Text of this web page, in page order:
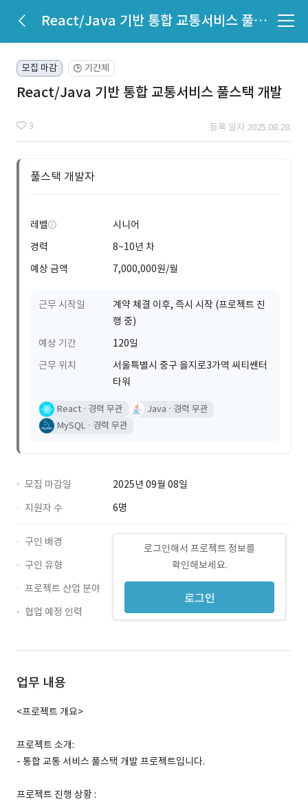
React/Java 기반 통합 교통서비스 풀스택 개발
모집 마감 🕒 기간제
React/Java 기반 통합 교통서비스 풀스택 개발
3 등록 일자 2025.08.28.
풀스택 개발자
레벨
시니어
경력
8~10년 차
예상 금액
7,000,000원/월
근무 시작일
계약 체결 이후, 즉시 시작 (프로젝트 진
행 중)
예상 기간
120일
근무 위치
서울특별시 중구 을지로3가역 씨티쎈터
타워
React 경력 무관 Java
경력 무관
MySQL
경력 무관
모집 마감일
2025년 09월 08일
지원자 수
6명
로그인해서 프로젝트 정보를
확인해보세요.
로그인
구인 배경
구인 유형
프로젝트 산업 분야
협업 예정 인력
업무 내용
<프로젝트 개요>
프로젝트 소개:
- 통합 교통 서비스 풀스택 개발 프로젝트입니다.
프로젝트 진행 상황 :